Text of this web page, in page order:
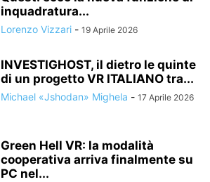
inquadratura...
Lorenzo Vizzari - 19 Aprile 2026
INVESTIGHOST, il dietro le quinte
di un progetto VR ITALIANO tra...
Michael «Jshodan» Mighela - 17 Aprile 2026
Green Hell VR: la modalità
cooperativa arriva finalmente su
PC nel...